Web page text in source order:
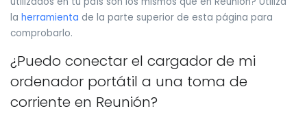
la herramienta de la parte superior de esta página para
comprobarlo.
¿Puedo conectar el cargador de mi
ordenador portátil a una toma de
corriente en Reunión?